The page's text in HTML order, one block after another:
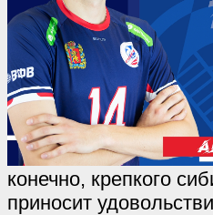
конечно, крепкого
приносит